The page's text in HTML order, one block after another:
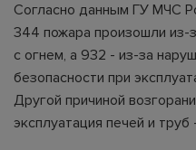
Согласно данным ГУ МЧС
344 пожара произошли из-
с огнем, а 932 - из-за
безопасности при
Другой причиной
эксплуатация печей и